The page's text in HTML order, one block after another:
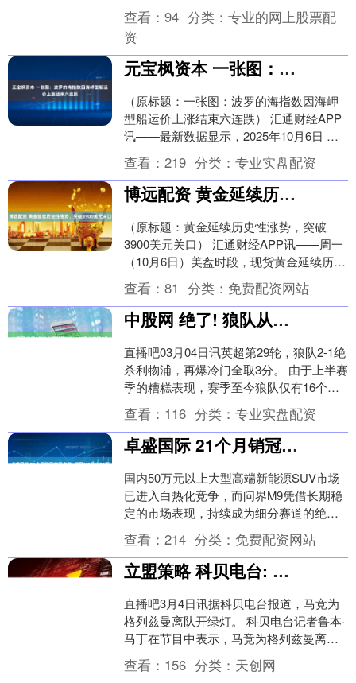
种传统的避险资产，在全球经济和政....
查看： 94 分类： 专业的网上股票配
资
元宝枫资本 一张图：波罗的海指数因海岬型船运价上涨结束六连跌
（原标题：一张图：波罗的海指数因海岬
型船运价上涨结束六连跌） 汇通财经APP
讯——最新数据显示，2025年10月6日 波
罗的海干散货指数(BDI)报 1932 ....
查看： 219 分类： 专业实盘配资
博远配资 黄金延续历史性涨势，突破3900美元关口
（原标题：黄金延续历史性涨势，突破
3900美元关口） 汇通财经APP讯——周一
（10月6日）美盘时段，现货黄金延续历史
性涨势，价格突破3900美元，不断刷新历
史....
查看： 81 分类： 免费配资网站
中股网 绝了! 狼队从英超第1/3/4/5身上咬下8分, 球队总分才16分英超垫底
直播吧03月04日讯英超第29轮，狼队2-1绝
杀利物浦，再爆冷门全取3分。 由于上半赛
季的糟糕表现，赛季至今狼队仅有16个积
分，垫底英超。但近期狼队疯狂在豪门
身....
查看： 116 分类： 专业实盘配资
卓盛国际 21个月销冠实至名归, 问界M9稳坐50万+高端SUV王座
国内50万元以上大型高端新能源SUV市场
已进入白热化竞争，而问界M9凭借长期稳
定的市场表现，持续成为细分赛道的绝对
领导者，稳居50万元级别大型SUV畅销前
列。事....
查看： 214 分类： 免费配资网站
立盟策略 科贝电台: 美职联俱乐部有意格列兹曼, 马竞为球员离队开绿灯
直播吧3月4日讯据科贝电台报道，马竞为
格列兹曼离队开绿灯。 科贝电台记者鲁本·
马丁在节目中表示，马竞为格列兹曼离队
敞开了大门，这位法国球员就美职联俱乐
部的报价征....
查看： 156 分类： 天创网